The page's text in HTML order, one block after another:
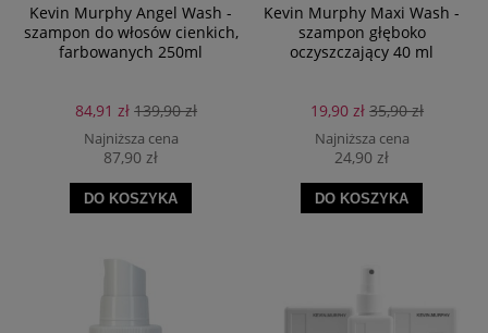
Kevin Murphy Angel Wash -
szampon do włosów cienkich,
farbowanych 250ml
84,91 zł 139,90 zł
Najniższa cena
87,90 zł
DO KOSZYKA
Kevin Murphy Maxi Wash -
szampon głęboko
oczyszczający 40 ml
19,90 zł 35,90 zł
Najniższa cena
24,90 zł
DO KOSZYKA